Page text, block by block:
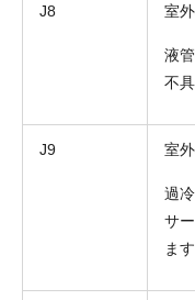
J8 室
液
不
J9 室
過
サ
ます